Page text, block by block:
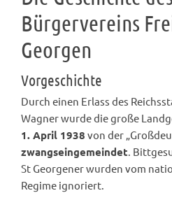
Bürgervereins
Georgen
Vorgeschichte
Durch einen Erlass des
Wagner wurde die große
1. April 1938 von der
zwangseingemeindet.
St Georgener wurden vom
Regime ignoriert.